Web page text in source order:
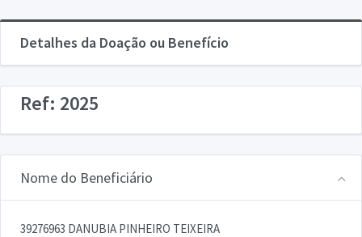
Detalhes da Doação ou Benefício
Ref: 2025
Nome do Beneficiário
39276963 DANUBIA PINHEIRO TEIXEIRA